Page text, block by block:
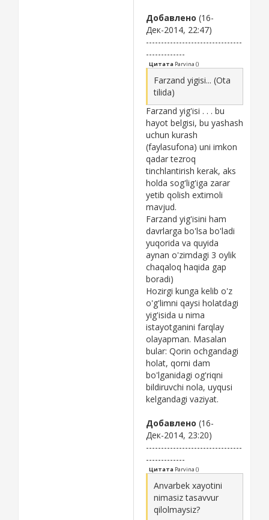
Добавлено (16-
Дек-2014, 22:47)
--------------------------------
-------------
Цитата Parvina ()
Farzand yigisi... (Ota
tilida)
Farzand yig'isi . . . bu
hayot belgisi, bu yashash
uchun kurash
(faylasufona) uni imkon
qadar tezroq
tinchlantirish kerak, aks
holda sog'lig'iga zarar
yetib qolish extimoli
mavjud.
Farzand yig'isini ham
davrlarga bo'lsa bo'ladi
yuqorida va quyida
aynan o'zimdagi 3 oylik
chaqaloq haqida gap
boradi)
Hozirgi kunga kelib o'z
o'g'limni qaysi holatdagi
yig'isida u nima
istayotganini farqlay
olayapman. Masalan
bular: Qorin ochgandagi
holat, qorni dam
bo'lganidagi og'riqni
bildiruvchi nola, uyqusi
kelgandagi vaziyat.
Добавлено (16-
Дек-2014, 23:20)
--------------------------------
-------------
Цитата Parvina ()
Anvarbek xayotini
nimasiz tasavvur
qilolmaysiz?